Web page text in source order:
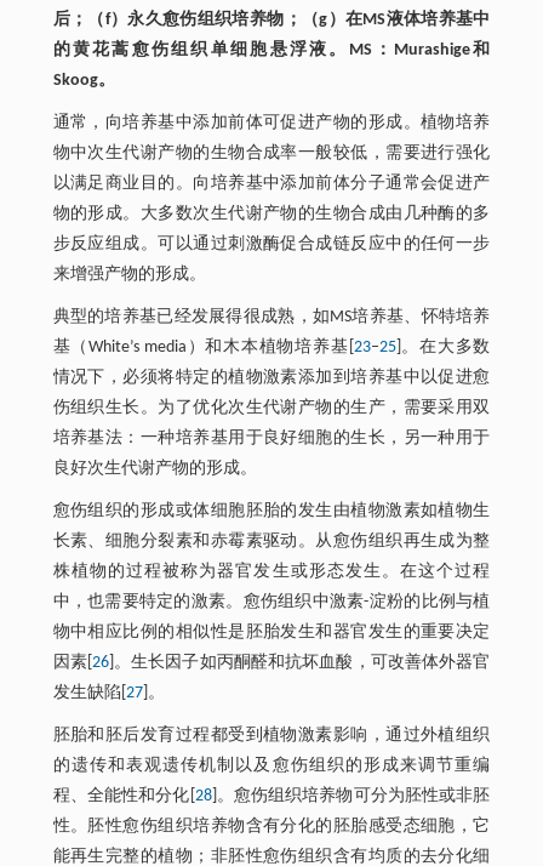
后；（f）永久愈伤组织培养物；（g）在MS液体培养基中
的黄花蒿愈伤组织单细胞悬浮液。MS：Murashige和
Skoog。
通常，向培养基中添加前体可促进产物的形成。植物培养
物中次生代谢产物的生物合成率一般较低，需要进行强化
以满足商业目的。向培养基中添加前体分子通常会促进产
物的形成。大多数次生代谢产物的生物合成由几种酶的多
步反应组成。可以通过刺激酶促合成链反应中的任何一步
来增强产物的形成。
典型的培养基已经发展得很成熟，如MS培养基、怀特培养
基（White’s media）和木本植物培养基[ 23–25]。在大多数
情况下，必须将特定的植物激素添加到培养基中以促进愈
伤组织生长。为了优化次生代谢产物的生产，需要采用双
培养基法：一种培养基用于良好细胞的生长，另一种用于
良好次生代谢产物的形成。
愈伤组织的形成或体细胞胚胎的发生由植物激素如植物生
长素、细胞分裂素和赤霉素驱动。从愈伤组织再生成为整
株植物的过程被称为器官发生或形态发生。在这个过程
中，也需要特定的激素。愈伤组织中激素-淀粉的比例与植
物中相应比例的相似性是胚胎发生和器官发生的重要决定
因素[ 26]。生长因子如丙酮醛和抗坏血酸，可改善体外器官
发生缺陷[ 27]。
胚胎和胚后发育过程都受到植物激素影响，通过外植组织
的遗传和表观遗传机制以及愈伤组织的形成来调节重编
程、全能性和分化[ 28]。愈伤组织培养物可分为胚性或非胚
性。胚性愈伤组织培养物含有分化的胚胎感受态细胞，它
能再生完整的植物；非胚性愈伤组织含有均质的去分化细